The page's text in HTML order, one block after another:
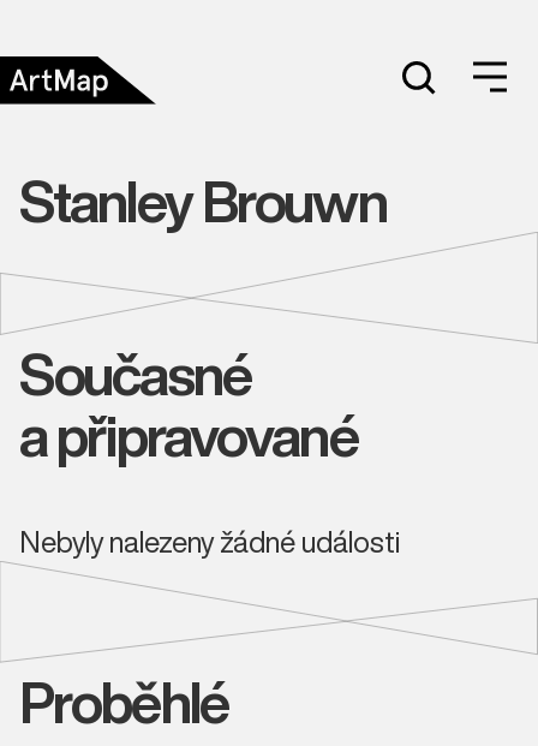
Stanley Brouwn
Současné
a připravované
Nebyly nalezeny žádné události
Proběhlé